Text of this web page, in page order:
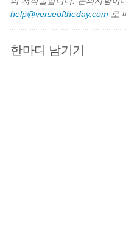
help@verseoftheday.com 로
한마디 남기기